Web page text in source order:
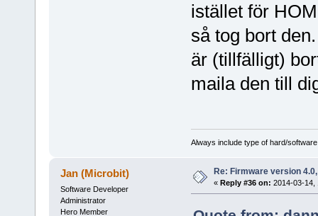
istället för
så tog bort
är (tillfälligt)
maila den till
Always include type of hard/
Jan (Microbit)
Software Developer
Administrator
Hero Member
Re: Firmware version
« Reply #36 on: 2014-03-14,